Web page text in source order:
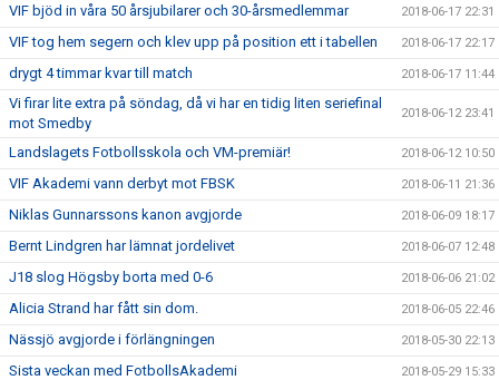
VIF bjöd in våra 50 årsjubilarer och 30-årsmedlemmar 2018-06-17 22:31
VIF tog hem segern och klev upp på position ett i tabellen 2018-06-17 22:17
drygt 4 timmar kvar till match 2018-06-17 11:44
Vi firar lite extra på söndag, då vi har en tidig liten seriefinal
mot Smedby
2018-06-12 23:41
Landslagets Fotbollsskola och VM-premiär! 2018-06-12 10:50
VIF Akademi vann derbyt mot FBSK 2018-06-11 21:36
Niklas Gunnarssons kanon avgjorde 2018-06-09 18:17
Bernt Lindgren har lämnat jordelivet 2018-06-07 12:48
J18 slog Högsby borta med 0-6 2018-06-06 21:02
Alicia Strand har fått sin dom. 2018-06-05 22:46
Nässjö avgjorde i förlängningen 2018-05-30 22:13
Sista veckan med FotbollsAkademi 2018-05-29 15:33